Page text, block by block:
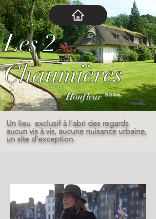
Les 2
Chaumières
Honfleur ****
Un lieu exclusif à l'abri des regards
aucun vis à vis, aucune nuisance urbaine,
un site d’exception.